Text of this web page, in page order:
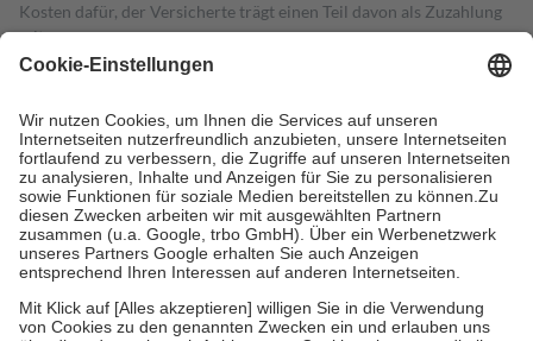
Kosten dafür, der Versicherte trägt einen Teil davon als Zuzahlung
mit.
Grundsätzlich leisten Mitglieder Zuzahlungen in Höhe von zehn
höchstens zehn Euro.
Es sind jedoch nie mehr als die tatsächlichen
Kosten der Leistung zu entrichten.
Diese Regeln gelten grundsätzlich auch für Online-Apotheken.
Bei Heilmitteln und häuslicher Krankenpflege beträgt die
Zuzahlung zehn Prozent der Kosten sowie zehn Euro je
Verordnung.
Um das Engagement der Versicherten für ihre eigene Gesundheit zu
stärken und die besondere Stellung der Familie zu unterstützen,
fallenkeine Zuzahlungenan bei:
• Kindern und Jugendlichen bis zum vollendeten 18. Lebensjahr